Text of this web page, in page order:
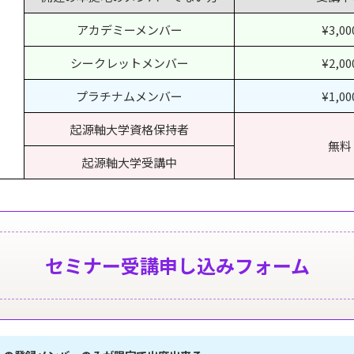
アカデミーメンバー
シークレットメンバー
プラチナムメンバー
起源軸大学資格保持者
無料
起源軸大学受講中
セミナー受講申し込みフォーム